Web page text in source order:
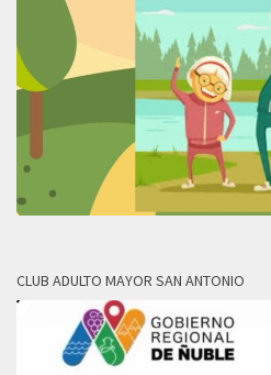
CLUB ADULTO MAYOR SAN ANTONIO